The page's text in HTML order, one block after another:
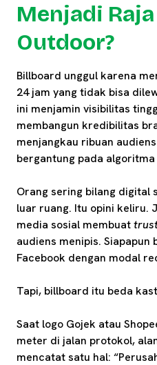
Menjadi
Outdoor?
Billboard unggul karena
24 jam yang tidak bisa
ini menjamin visibilitas
membangun kredibilitas
menjangkau ribuan
bergantung pada
Orang sering bilang digital
luar ruang. Itu opini keliru.
media sosial membuat
audiens menipis. Siapapun
Facebook dengan modal
Tapi, billboard itu beda
Saat logo Gojek atau
meter di jalan protokol,
mencatat satu hal: